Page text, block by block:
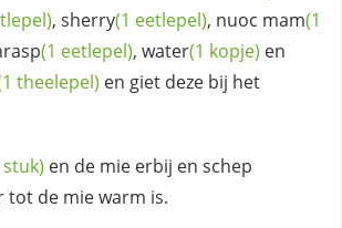
, sherry(1 eetlepel), nuoc mam(1
(1 eetlepel), water(1 kopje) en
theelepel) en giet deze bij het
stuk) en de mie erbij en schep
de mie warm is.